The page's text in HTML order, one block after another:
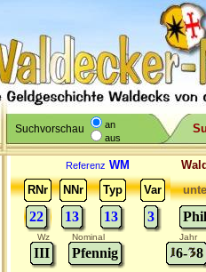
Suchvorschau
an
aus
Referenz WM
RNr
NNr Typ Var
22 13 13 3
Wz Nominal Jahr
III Pfennig 6- 8